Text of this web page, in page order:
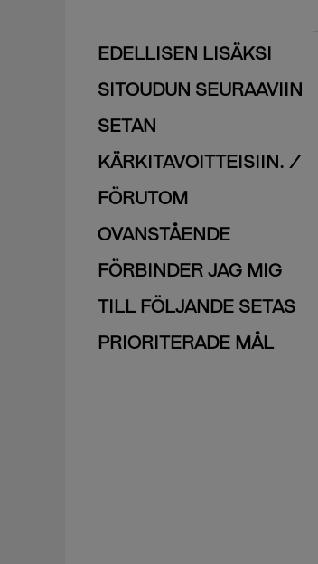
EDELLISEN LISÄKSI
SITOUDUN SEURAAVIIN
SETAN
KÄRKITAVOITTEISIIN. /
FÖRUTOM
OVANSTÅENDE
FÖRBINDER JAG MIG
TILL FÖLJANDE SETAS
PRIORITERADE MÅL